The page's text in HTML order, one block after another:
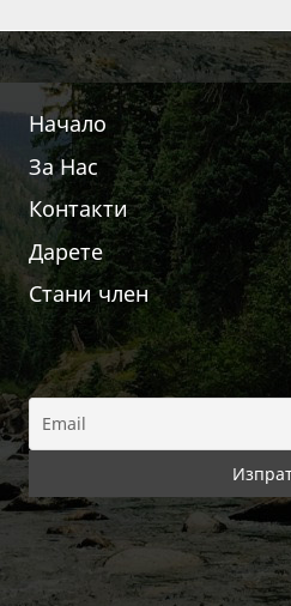
Начало
За Нас
Контакти
Дарете
Стани член